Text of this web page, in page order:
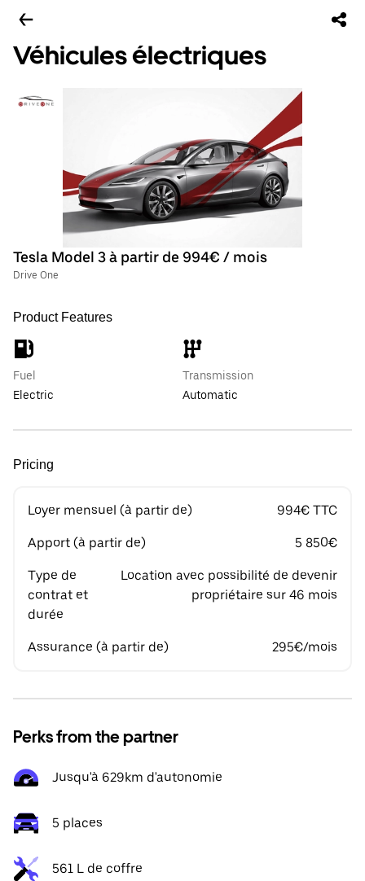
Véhicules électriques
Tesla Model 3 à partir de 994€ / mois
Drive One
Product Features
Fuel
Electric
Transmission
Automatic
Pricing
Loyer mensuel (à partir de) 994€ TTC
Apport (à partir de) 5 850€
Type de
contrat et
durée
Location avec possibilité de devenir
propriétaire sur 46 mois
Assurance (à partir de) 295€/mois
Perks from the partner
Jusqu'à 629km d'autonomie
5 places
561 L de coffre